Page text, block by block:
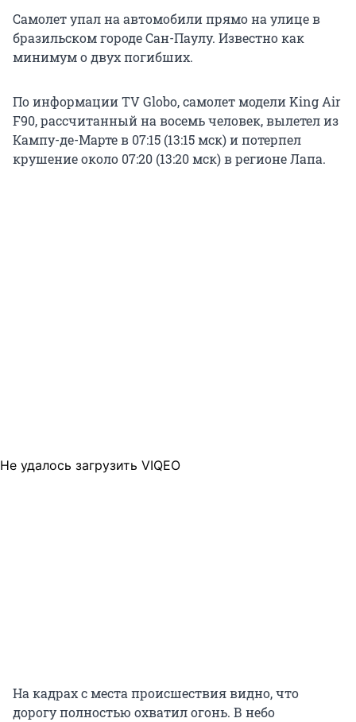
Самолет упал на автомобили прямо на улице в
бразильском городе Сан-Паулу. Известно как
минимум о двух погибших.
По информации TV Globo, самолет модели King Air
F90, рассчитанный на восемь человек, вылетел из
Кампу-де-Марте в 07:15 (13:15 мск) и потерпел
крушение около 07:20 (13:20 мск) в регионе Лапа.
Не удалось загрузить VIQEO
На кадрах с места происшествия видно, что
дорогу полностью охватил огонь. В небо